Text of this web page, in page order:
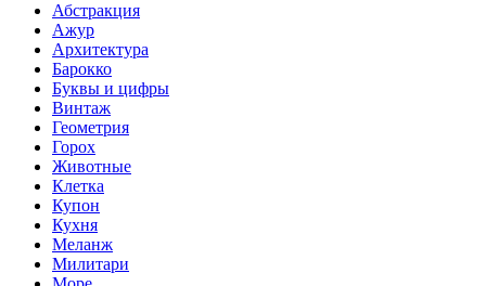
Абстракция
Ажур
Архитектура
Барокко
Буквы и цифры
Винтаж
Геометрия
Горох
Животные
Клетка
Купон
Кухня
Меланж
Милитари